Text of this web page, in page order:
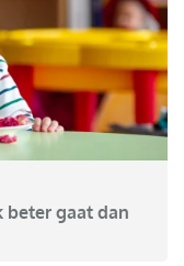
beter gaat dan